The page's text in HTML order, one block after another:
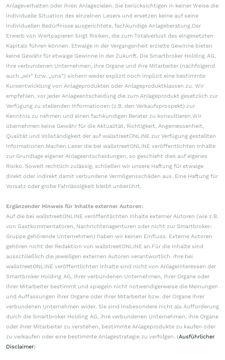
Anlageverhalten oder ihren Anlagezielen. Sie berücksichtigen in keiner Weise die
individuelle Situation des einzelnen Lesers und ersetzen keine auf seine
individuellen Bedürfnisse ausgerichtete, fachkundige Anlageberatung.Der
Erwerb von Wertpapieren birgt Risiken, die zum Totalverlust des eingesetzten
Kapitals führen können. Etwaige in der Vergangenheit erzielte Gewinne bieten
keine Gewähr für etwaige Gewinne in der Zukunft. Die Smartbroker Holding AG,
ihre verbundenen Unternehmen, ihre Organe und ihre Mitarbeiter (nachfolgend
auch „wir“ bzw. „uns“) sichern weder explizit noch implizit eine bestimmte
Kursentwicklung von Anlageprodukten oder Anlageproduktklassen zu. Wir
empfehlen, vor jeder Anlageentscheidung die zum Anlageprodukt gesetzlich zur
Verfügung zu stellenden Informationen (z.B. den Verkaufsprospekt) zur
Kenntnis zu nehmen und einen fachkundigen Berater zu konsultieren.Wir
übernehmen keine Gewähr für die Aktualität, Richtigkeit, Angemessenheit,
Qualität und Vollständigkeit der auf wallstreetONLINE zur Verfügung gestellten
Informationen.Machen Leser die bei wallstreetONLINE veröffentlichten Inhalte
zur Grundlage eigener Anlageentscheidungen, so geschieht dies auf eigenes
Risiko. Soweit rechtlich zulässig, schließen wir unsere Haftung für etwaige
direkt oder indirekt damit verbundene Vermögensschäden aus. Eine Haftung für
Vorsatz oder grobe Fahrlässigkeit bleibt unberührt.
Ergänzender Hinweis für Inhalte externer Autoren:
Auf die bei wallstreetONLINE veröffentlichten Inhalte externer Autoren (wie z.B.
von Gastkommentatoren, Nachrichtenagenturen oder nicht zur Smartbroker-
Gruppe gehörende Unternehmen) haben wir keinen Einfluss. Externe Autoren
gehören nicht der Redaktion von wallstreetONLINE an.Für die Inhalte sind
ausschließlich die jeweiligen externen Autoren verantwortlich. Ihre bei
wallstreetONLINE veröffentlichten Inhalte sind nicht von Anlageinteressen der
Smartbroker Holding AG, ihrer verbundenen Unternehmen, ihrer Organe oder
ihrer Mitarbeiter bestimmt und spiegeln nicht notwendigerweise die Meinungen
und Auffassungen ihrer Organe oder ihrer Mitarbeiter bzw. der Organe ihrer
verbundenen Unternehmen wider. Sie sind insbesondere nicht als Aufforderung
durch die Smartbroker Holding AG, ihre verbundenen Unternehmen, ihre Organe
oder ihrer Mitarbeiter zu verstehen, bestimmte Anlageprodukte zu kaufen oder
zu verkaufen oder eine bestimmte Anlagestrategie zu verfolgen. (Ausführlicher
Disclaimer)